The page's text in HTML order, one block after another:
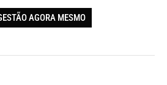
AGORA MESMO